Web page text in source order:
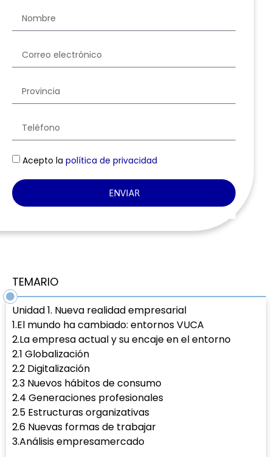
Acepto la política de privacidad
ENVIAR
TEMARIO
Unidad 1. Nueva realidad empresarial
1.El mundo ha cambiado: entornos VUCA
2.La empresa actual y su encaje en el entorno
2.1 Globalización
2.2 Digitalización
2.3 Nuevos hábitos de consumo
2.4 Generaciones profesionales
2.5 Estructuras organizativas
2.6 Nuevas formas de trabajar
3.Análisis empresamercado